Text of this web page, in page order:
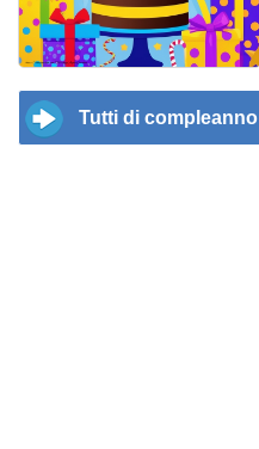
Tutti di compleanno